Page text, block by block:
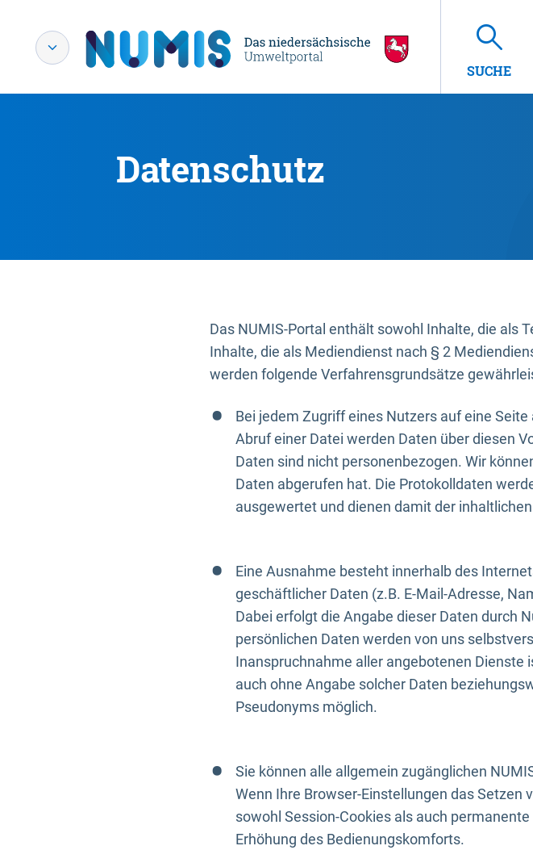
SUCHE
Datenschutz
Das NUMIS-Portal enthält sowohl Inhalte, die als
Inhalte, die als Mediendienst nach § 2
werden folgende Verfahrensgrundsätze
Bei jedem Zugriff eines Nutzers auf eine
Abruf einer Datei werden Daten über diesen
Daten sind nicht personenbezogen. Wir
Daten abgerufen hat. Die Protokolldaten
ausgewertet und dienen damit der
Eine Ausnahme besteht innerhalb des
geschäftlicher Daten (z.B. E-Mail-Adresse,
Dabei erfolgt die Angabe dieser Daten durch
persönlichen Daten werden von uns
Inanspruchnahme aller angebotenen
auch ohne Angabe solcher Daten
Pseudonyms möglich.
Sie können alle allgemein zugänglichen
Wenn Ihre Browser-Einstellungen das Setzen
sowohl Session-Cookies als auch
Erhöhung des Bedienungskomforts.